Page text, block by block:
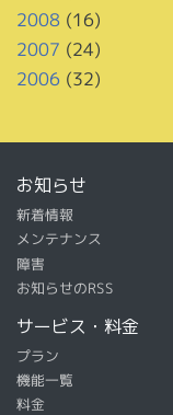
2008 (16)
2007 (24)
2006 (32)
お知らせ
新着情報
メンテナンス
障害
お知らせのRSS
サービス・料金
プラン
機能一覧
料金